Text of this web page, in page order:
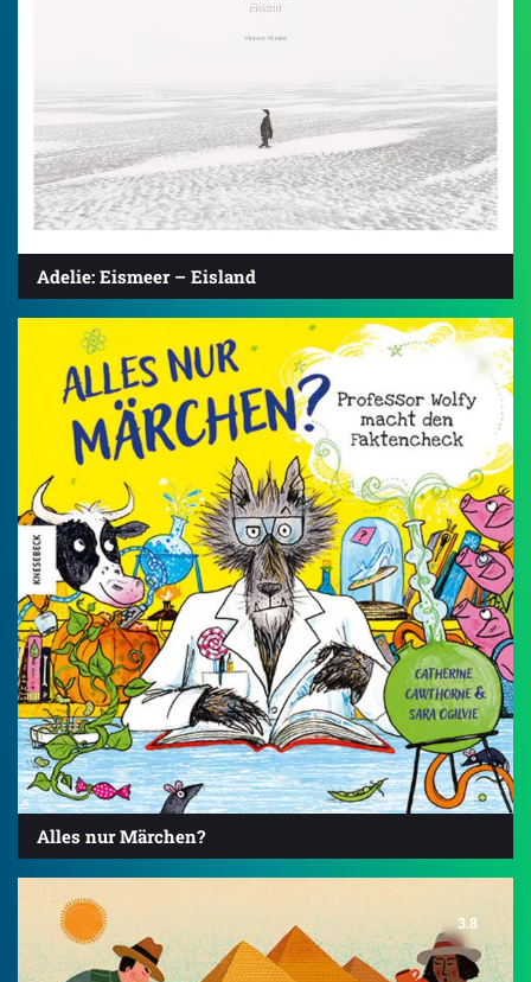
Adelie: Eismeer – Eisland
Alles nur Märchen?
3.8